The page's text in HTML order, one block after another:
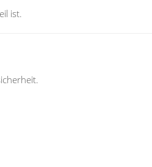
ist.